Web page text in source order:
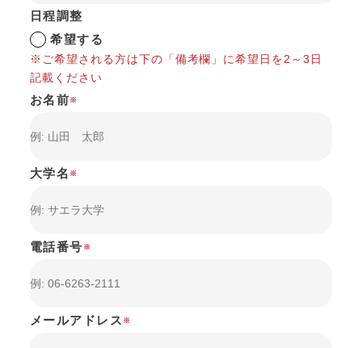
日程調整
希望する
※ご希望される方は下の「備考欄」に希望日を2～3日
記載ください
お名前 ※
大学名 ※
電話番号 ※
メールアドレス ※